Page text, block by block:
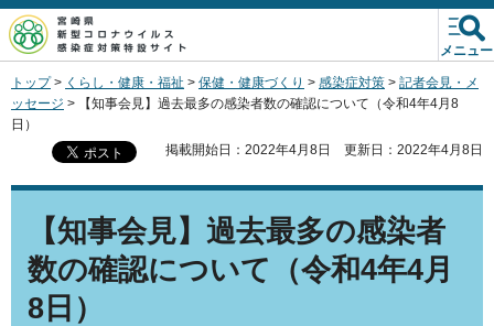
宮崎県新型コロナウイルス
感染症対策特設サイト
メニュー
トップ> くらし・健康・福祉 > 保健・健康づくり > 感染症対策 > 記者会見・メ
ッセージ > 【知事会見】過去最多の感染者数の確認について（令和4年4月8
日）
掲載開始日：2022年4月8日
更新日：2022年4月8日
【知事会見】過去最多の感染者
数の確認について（令和4年4月
8日）